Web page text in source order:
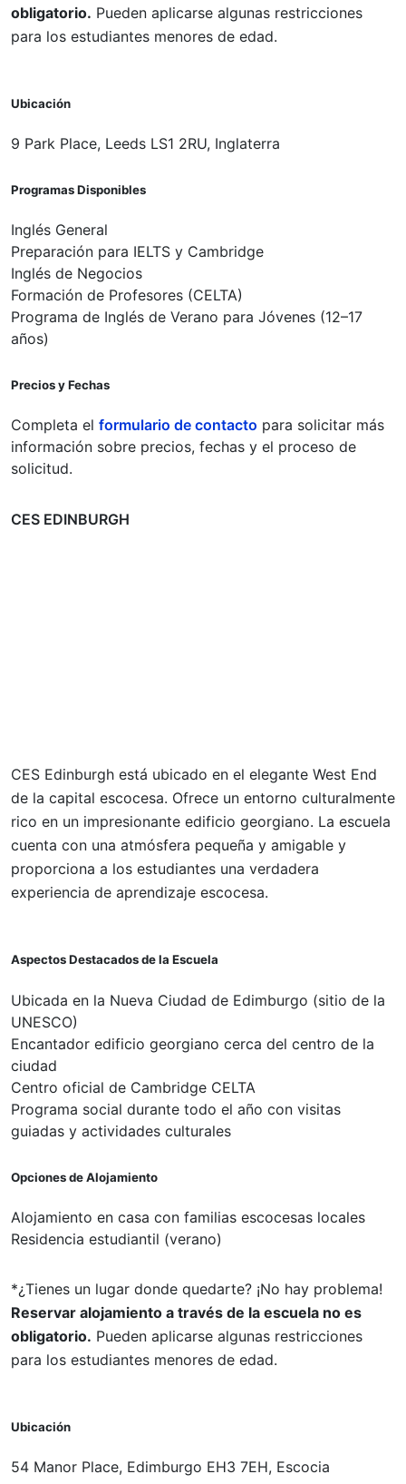
obligatorio. Pueden aplicarse algunas restricciones
para los estudiantes menores de edad.
Ubicación
9 Park Place, Leeds LS1 2RU, Inglaterra
Programas Disponibles
Inglés General
Preparación para IELTS y Cambridge
Inglés de Negocios
Formación de Profesores (CELTA)
Programa de Inglés de Verano para Jóvenes (12–17
años)
Precios y Fechas
Completa el formulario de contacto para solicitar más
información sobre precios, fechas y el proceso de
solicitud.
CES EDINBURGH
CES Edinburgh está ubicado en el elegante West End
de la capital escocesa. Ofrece un entorno culturalmente
rico en un impresionante edificio georgiano. La escuela
cuenta con una atmósfera pequeña y amigable y
proporciona a los estudiantes una verdadera
experiencia de aprendizaje escocesa.
Aspectos Destacados de la Escuela
Ubicada en la Nueva Ciudad de Edimburgo (sitio de la
UNESCO)
Encantador edificio georgiano cerca del centro de la
ciudad
Centro oficial de Cambridge CELTA
Programa social durante todo el año con visitas
guiadas y actividades culturales
Opciones de Alojamiento
Alojamiento en casa con familias escocesas locales
Residencia estudiantil (verano)
*¿Tienes un lugar donde quedarte? ¡No hay problema!
Reservar alojamiento a través de la escuela no es
obligatorio. Pueden aplicarse algunas restricciones
para los estudiantes menores de edad.
Ubicación
54 Manor Place, Edimburgo EH3 7EH, Escocia